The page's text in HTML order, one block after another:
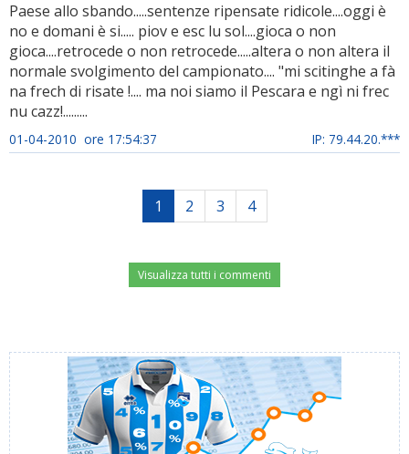
Paese allo sbando.....sentenze ripensate ridicole....oggi è
no e domani è si..... piov e esc lu sol....gioca o non
gioca....retrocede o non retrocede.....altera o non altera il
normale svolgimento del campionato.... "mi scitinghe a fà
na frech di risate !.... ma noi siamo il Pescara e ngì ni frec
nu cazz!.........
01-04-2010 ore 17:54:37 IP: 79.44.20.***
1 2 3 4
Visualizza tutti i commenti